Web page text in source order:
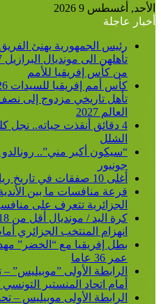
الأحد, أغسطس 9 2026
أخبار عاجلة
رئيس الجمهورية يهنئ
من كأس إفريقيا للأمم
تأهل تاريخي مزدوج إلى
العالم 2027
4 دقائق أنقذت حياته..
الشلل
“سيكون أكبر مني”.. رونالدو
جونيور
أغلى 10 صفقات في تاريخ ريال مدريد بعد ضم يان ديوماندي
الجزائرية تتعرف على
انهزام المنتخب الجزائري أمام
بطل إفريقيا مع “الخضر”
عمر 36 عاما
الرابطة الأولى
أمام اتحاد المنستير التونسي /2-
الرابطة الأولى موبيليس